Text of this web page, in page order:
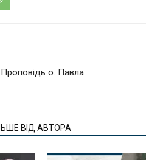
Проповідь о. Павла
ВІД АВТОРА